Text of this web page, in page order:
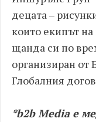
децата –
които екипът
щанда си по
организиран от
Глобалния
*b2b Media е